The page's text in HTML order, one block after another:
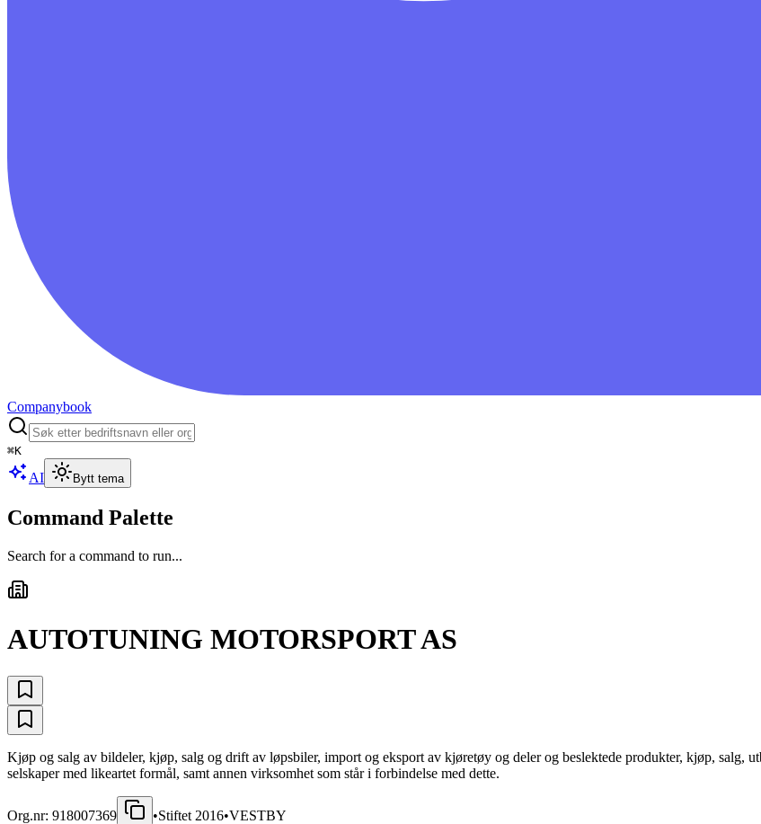
Companybook
⌘K
AI Bytt tema
Command Palette
Search for a command to run...
AUTOTUNING MOTORSPORT AS
Kjøp og salg av bildeler, kjøp, salg og drift av løpsbiler, import og eksport av kjøretøy og deler og beslektede produkter, kjøp, salg,
selskaper med likeartet formål, samt annen virksomhet som står i forbindelse med dette.
Org.nr: 918007369 •Stiftet 2016•VESTBY